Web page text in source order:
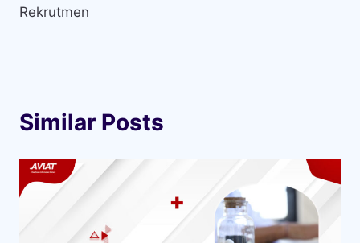
Rekrutmen
Similar Posts